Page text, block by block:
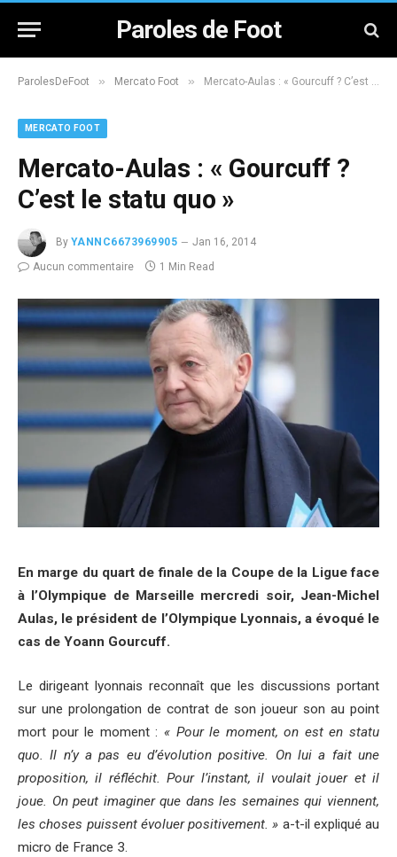
Paroles de Foot
ParolesDeFoot » Mercato Foot » Mercato-Aulas : « Gourcuff ? C’est le statu quo »
MERCATO FOOT
Mercato-Aulas : « Gourcuff ?
C’est le statu quo »
By YANNC6673969905
Jan 16, 2014
Aucun commentaire
1 Min Read
En marge du quart de finale de la Coupe de la Ligue face
à l’Olympique de Marseille mercredi soir, Jean-Michel
Aulas, le président de l’Olympique Lyonnais, a évoqué le
cas de Yoann Gourcuff.
Le dirigeant lyonnais reconnaît que les discussions portant
sur une prolongation de contrat de son joueur son au point
mort pour le moment : « Pour le moment, on est en statu
quo. Il n’y a pas eu d’évolution positive. On lui a fait une
proposition, il réfléchit. Pour l’instant, il voulait jouer et il
joue. On peut imaginer que dans les semaines qui viennent,
les choses puissent évoluer positivement. » a-t-il expliqué au
micro de France 3.